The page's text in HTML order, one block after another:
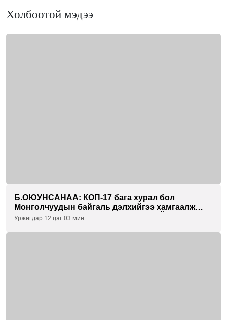
Холбоотой мэдээ
Б.ОЮУНСАНАА: КОП-17 бага хурал бол
Монголчуудын байгаль дэлхийгээ хамгаалж
байгаа бодлого шийдвэрийг ДЭЛХИЙД
Уржигдар 12 цаг 03 мин